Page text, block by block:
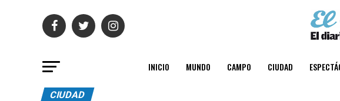
INICIO MUNDO CAMPO CIUDAD
CIUDAD